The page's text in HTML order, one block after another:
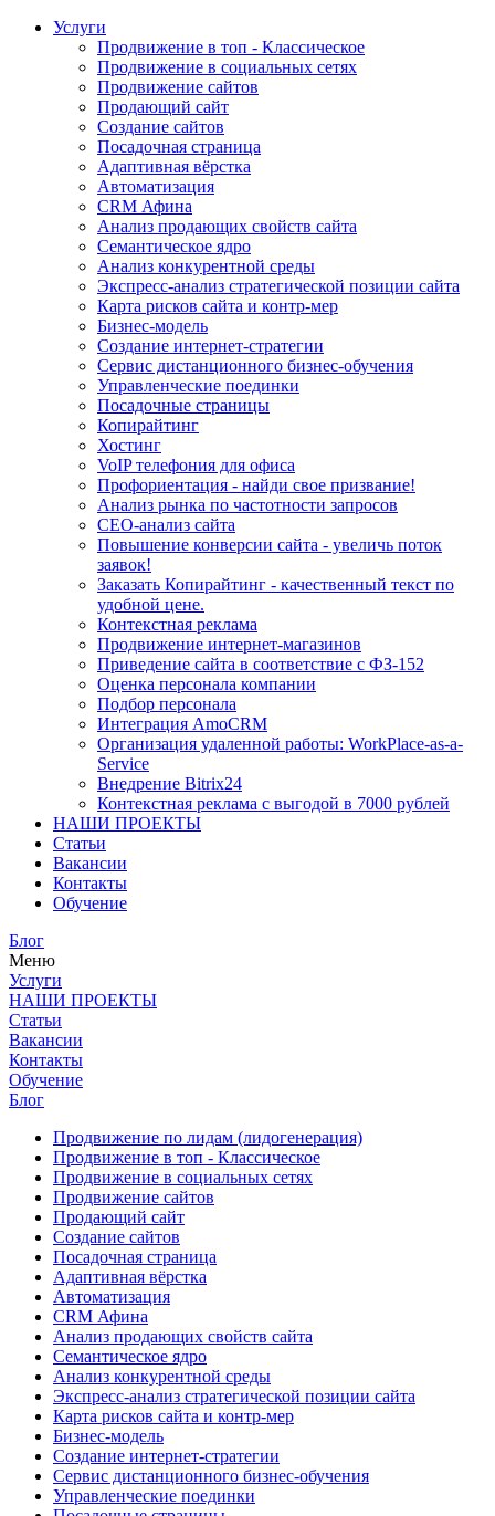
Услуги
Продвижение в топ - Классическое
Продвижение в социальных сетях
Продвижение сайтов
Продающий сайт
Создание сайтов
Посадочная страница
Адаптивная вёрстка
Автоматизация
CRM Афина
Анализ продающих свойств сайта
Семантическое ядро
Анализ конкурентной среды
Экспресс-анализ стратегической позиции сайта
Карта рисков сайта и контр-мер
Бизнес-модель
Создание интернет-стратегии
Сервис дистанционного бизнес-обучения
Управленческие поединки
Посадочные страницы
Копирайтинг
Хостинг
VoIP телефония для офиса
Профориентация - найди свое призвание!
Анализ рынка по частотности запросов
СЕО-анализ сайта
Повышение конверсии сайта - увеличь поток
заявок!
Заказать Копирайтинг - качественный текст по
удобной цене.
Контекстная реклама
Продвижение интернет-магазинов
Приведение сайта в соответствие с ФЗ-152
Оценка персонала компании
Подбор персонала
Интеграция AmoCRM
Организация удаленной работы: WorkPlace-as-a-
Service
Внедрение Bitrix24
Контекстная реклама с выгодой в 7000 рублей
НАШИ ПРОЕКТЫ
Статьи
Вакансии
Контакты
Обучение
Блог
Меню
Услуги
НАШИ ПРОЕКТЫ
Статьи
Вакансии
Контакты
Обучение
Блог
Продвижение по лидам (лидогенерация)
Продвижение в топ - Классическое
Продвижение в социальных сетях
Продвижение сайтов
Продающий сайт
Создание сайтов
Посадочная страница
Адаптивная вёрстка
Автоматизация
CRM Афина
Анализ продающих свойств сайта
Семантическое ядро
Анализ конкурентной среды
Экспресс-анализ стратегической позиции сайта
Карта рисков сайта и контр-мер
Бизнес-модель
Создание интернет-стратегии
Сервис дистанционного бизнес-обучения
Управленческие поединки